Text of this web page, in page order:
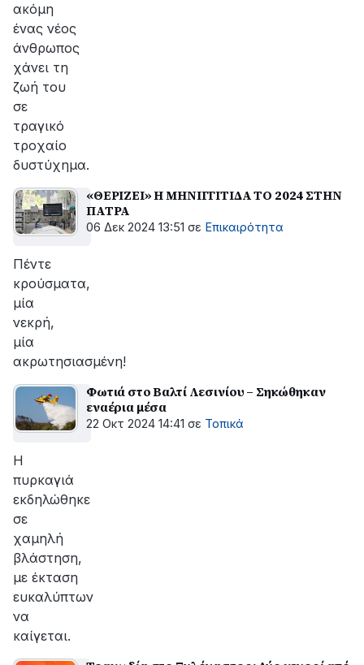
ακόμη
ένας νέος
άνθρωπος
χάνει τη
ζωή του
σε
τραγικό
τροχαίο
δυστύχημα.
«ΘΕΡΙΖΕΙ» Η ΜΗΝΙΓΓΙΤΙΔΑ ΤΟ 2024 ΣΤΗΝ
ΠΑΤΡΑ
06 Δεκ 2024 13:51 σε Επικαιρότητα
Πέντε
κρούσματα,
μία
νεκρή,
μία
ακρωτησιασμένη!
Φωτιά στο Βαλτί Λεσινίου – Σηκώθηκαν
εναέρια μέσα
22 Οκτ 2024 14:41 σε Τοπικά
Η
πυρκαγιά
εκδηλώθηκε
σε
χαμηλή
βλάστηση,
με έκταση
ευκαλύπτων
να
καίγεται.